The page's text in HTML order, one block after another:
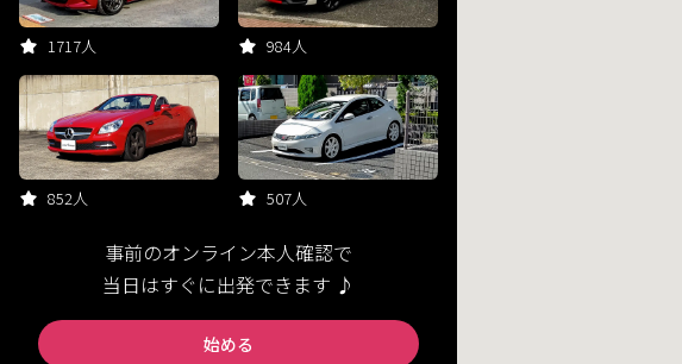
1717人 984人
852人 507人
事前のオンライン本人確認で
当日はすぐに出発できます ♪
始める